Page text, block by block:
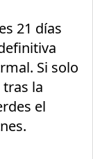
21 días
Si solo
la
el